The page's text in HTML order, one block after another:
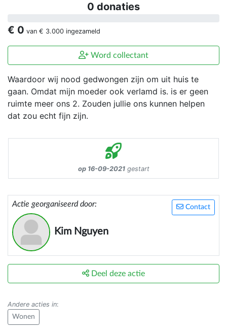
0 donaties
€ 0 van € 3.000 ingezameld
Word collectant
Waardoor wij nood gedwongen zijn om uit huis te
gaan. Omdat mijn moeder ook verlamd is. is er geen
ruimte meer ons 2. Zouden jullie ons kunnen helpen
dat zou echt fijn zijn.
op 16-09-2021gestart
Contact
Actie georganiseerd door:
Kim Nguyen
Deel deze actie
Andere acties in:
Wonen